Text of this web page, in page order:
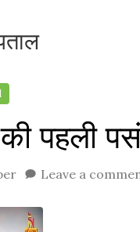
पहली
Leave a